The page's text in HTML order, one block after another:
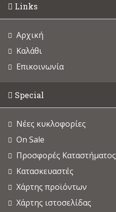
Links
Αρχική
Καλάθι
Επικοινωνία
Special
Νέες κυκλοφορίες
On Sale
Προσφορές Καταστήματος
Κατασκευαστές
Χάρτης προϊόντων
Χάρτης ιστοσελίδας